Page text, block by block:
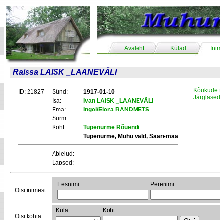
Avaleht Külad
Raissa LAISK _LAANEVÄLI
ID: 21827 Sünd:
1917-01-10
Isa:
Ivan LAISK _LAANEVÄLI
Ema:
Ingel/Elena RANDMETS
Surm:
Koht:
Tupenurme Rõuendi
Tupenurme, Muhu vald, Saaremaa
Abielud:
Lapsed:
Kõukude
Järglased
Otsi inimest:
Eesnimi Perenimi
Otsi kohta:
Küla Koht